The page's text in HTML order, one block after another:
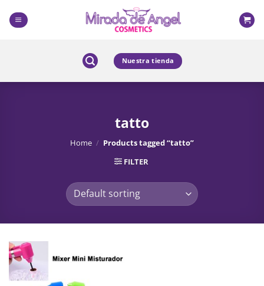
content
Nuestra tienda
tatto
Home / Products tagged “tatto”
FILTER